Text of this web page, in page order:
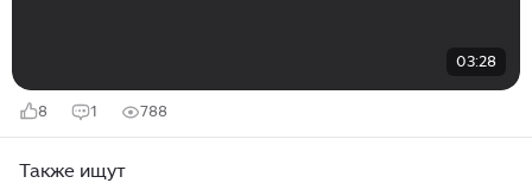
03:28
8 1 788
Также ищут